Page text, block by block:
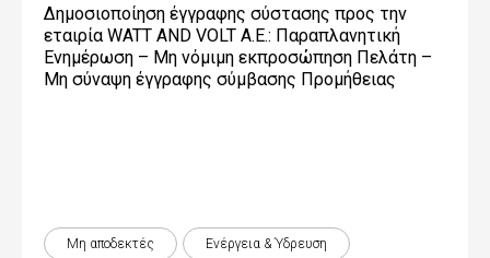
Δημοσιοποίηση έγγραφης σύστασης προς την
εταιρία WATT AND VOLT A.E.: Παραπλανητική
Ενημέρωση – Μη νόμιμη εκπροσώπηση Πελάτη –
Μη σύναψη έγγραφης σύμβασης Προμήθειας
Μη αποδεκτές Ενέργεια & Ύδρευση